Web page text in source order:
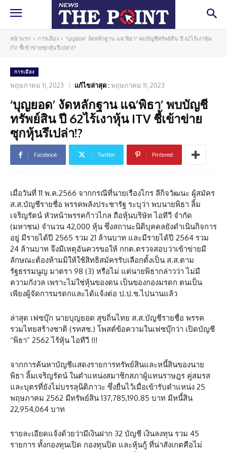
หน้าแรก การเมือง
'บุญยอด' งัดหลักฐาน แฉ'พิธา' พบบัญชีทรัพย์สิน ปี 62ไร้เงาหุ้น
ITV ชี้เข้าข่ายซุกหุ้นรึเปล่า!?
การเมือง
พฤษภาคม 11, 2023 แก้ไขล่าสุด :พฤษภาคม 11, 2023
‘บุญยอด’ งัดหลักฐาน แฉ’พิธา’ พบบัญชี
ทรัพย์สิน ปี 62ไร้เงาหุ้น ITV ชี้เข้าข่าย
ซุกหุ้นรึเปล่า!?
Facebook Twitter Pinterest
เมื่อวันที่ 11 พ.ค.2566 จากกรณีที่นายเรืองไกร ลีกิจวัฒนะ ผู้สมัคร
ส.ส.บัญชีรายชื่อ พรรคพลังประชารัฐ ระบุว่า พบนายพิธา ลิ้ม
เจริญรัตน์ หัวหน้าพรรคก้าวไกล ถือหุ้นบริษัท ไอทีวี จำกัด
(มหาชน) จำนวน 42,000 หุ้น ซึ่งสถานะนิติบุคคลยังดำเนินกิจการ
อยู่ มีรายได้ปี 2565 รวม 21 ล้านบาท และมีรายได้ปี 2564 รวม
24 ล้านบาท จึงมีเหตุอันควรขอให้ กกต.ตรวจสอบว่าเข้าข่ายมี
ลักษณะต้องห้ามมิให้ใช้สิทธิสมัครรับเลือกตั้งเป็น ส.ส.ตาม
รัฐธรรมนูญ มาตรา 98 (3) หรือไม่ แต่นายพิธากล่าวว่า ไม่มี
ความกังวล เพราะไม่ใช่หุ้นของตน เป็นของกองมรดก ตนเป็น
เพียงผู้จัดการมรดกและได้แจ้งต่อ ป.ป.ช.ไปนานแล้ว
ล่าสุด เฟซบุ๊ก นายบุญยอด สุขถิ่นไทย ส.ส.บัญชีรายชื่อ พรรค
รวมไทยสร้างชาติ (รทสช.) โพสต์ข้อความในเฟซบุ๊กว่า เปิดบัญชี
“พิธา” 2562 ไร้หุ้น ไอทีวี !!!
จากการค้นหาบัญชีแสดงรายการทรัพย์สินและหนี้สินของนาย
พิธา ลิ้มเจริญรัตน์ ในตำแหน่งสมาชิกสภาผู้แทนราษฎร คู่สมรส
และบุตรที่ยังไม่บรรลุนิติภาวะ ซึ่งยื่นไว้เมื่อเข้ารับตำแหน่ง 25
พฤษภาคม 2562 มีทรัพย์สิน 137,785,190.85 บาท มีหนี้สิน
22,954,064 บาท
รายละเอียดแจ้งด้วยว่ามีเงินฝาก 32 บัญชี เงินลงทุน รวม 45
รายการ ทั้งกองทุนเปิด กองทุนปิด และหุ้นกู้ ที่น่าสังเกตคือไม่